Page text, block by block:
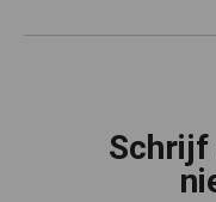
Schrijf